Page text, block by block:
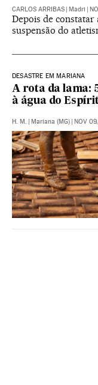
CARLOS ARRIBAS Madri
Depois de
suspensão do
DESASTRE EM MARIANA
A rota da lama:
à água do
H. M. Mariana (MG) NOV